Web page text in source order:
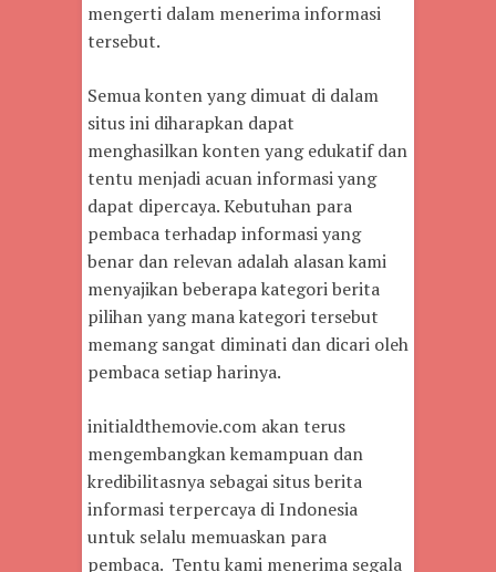
mengerti dalam menerima informasi
tersebut.
Semua konten yang dimuat di dalam
situs ini diharapkan dapat
menghasilkan konten yang edukatif dan
tentu menjadi acuan informasi yang
dapat dipercaya. Kebutuhan para
pembaca terhadap informasi yang
benar dan relevan adalah alasan kami
menyajikan beberapa kategori berita
pilihan yang mana kategori tersebut
memang sangat diminati dan dicari oleh
pembaca setiap harinya.
initialdthemovie.com akan terus
mengembangkan kemampuan dan
kredibilitasnya sebagai situs berita
informasi terpercaya di Indonesia
untuk selalu memuaskan para
pembaca. Tentu kami menerima segala